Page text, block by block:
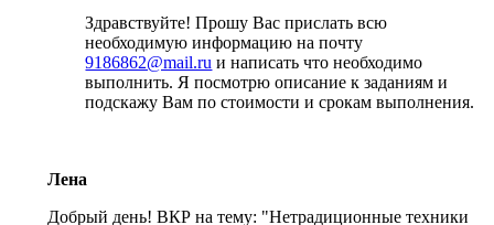
Здравствуйте! Прошу Вас прислать всю
необходимую информацию на почту
9186862@mail.ru и написать что необходимо
выполнить. Я посмотрю описание к заданиям и
подскажу Вам по стоимости и срокам выполнения.
Лена
Добрый день! ВКР на тему: "Нетрадиционные техники